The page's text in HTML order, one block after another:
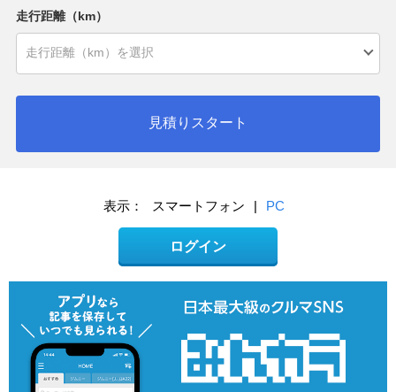
走行距離（km）
見積りスタート
表示： スマートフォン | PC
ログイン